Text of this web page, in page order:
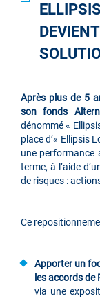
Après plus de 5
son fonds
dénommé «
place d’« Ellipsis
une performance
terme, à l’aide
de risques :
Ce
Apporter un
les accords de
via une